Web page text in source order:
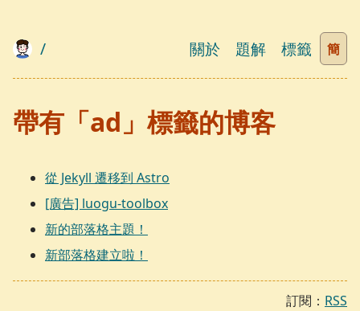
/ 關於 題解 標籤 簡
帶有「ad」標籤的博客
從 Jekyll 遷移到 Astro
[廣告] luogu-toolbox
新的部落格主題！
新部落格建立啦！
訂閱： RSS